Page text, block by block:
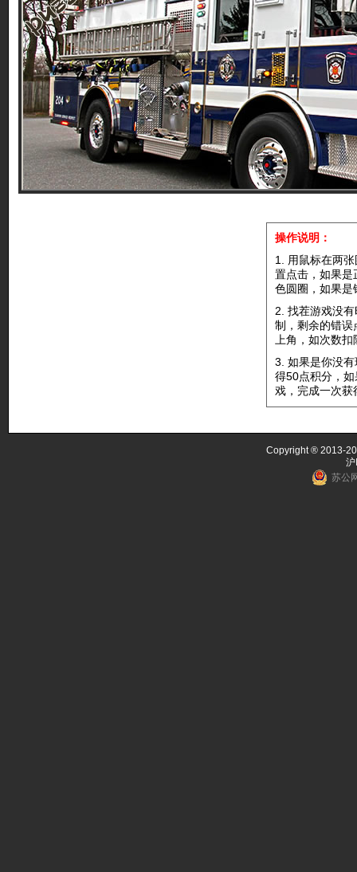
操作说明：
1. 用鼠标在两
置点击，如果是
色圆圈，如果是
2. 找茬游戏没
制，剩余的错误
上角，如次数
3. 如果是你没
得50点积分，
戏，完成一次获
Copyright ® 2013-
苏公